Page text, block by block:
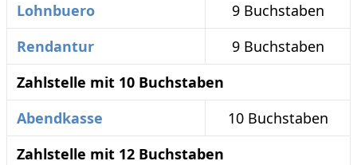
Lohnbuero
9 Buchstaben
Rendantur
9 Buchstaben
Zahlstelle mit 10 Buchstaben
Abendkasse
10 Buchstaben
Zahlstelle mit 12 Buchstaben